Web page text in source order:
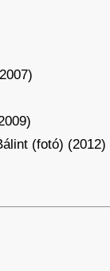
(fotó) (2012)